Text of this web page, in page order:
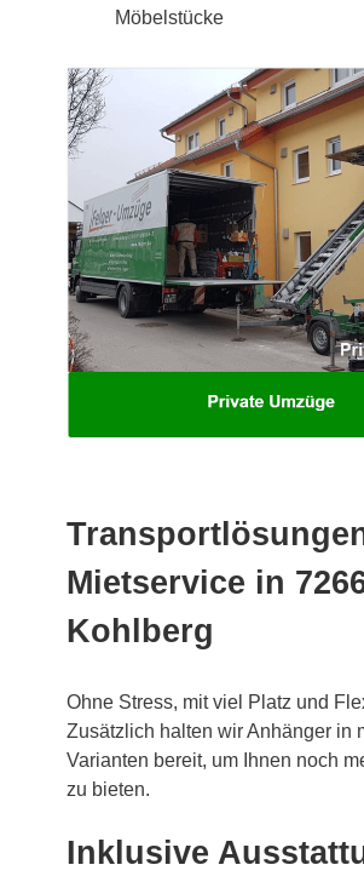
Möbelstücke
Mietservice in
Kohlberg
Ohne Stress, mit viel Platz und
Zusätzlich halten wir Anhänger in
Varianten bereit, um Ihnen noch
zu bieten.
Inklusive